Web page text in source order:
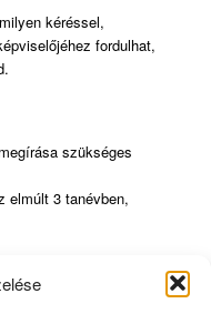
kéréssel,
fordulhat,
szükséges
elmúlt 3 tanévben,